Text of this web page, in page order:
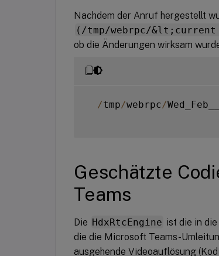
Nachdem der Anruf hergestellt
(/tmp/webrpc/
ob die Änderungen wirksam
/tmp/webrpc/
Geschätzte
Teams
Die HdxRtcEngine ist die in
die die Microsoft Teams-
ausgehende Videoauflösung